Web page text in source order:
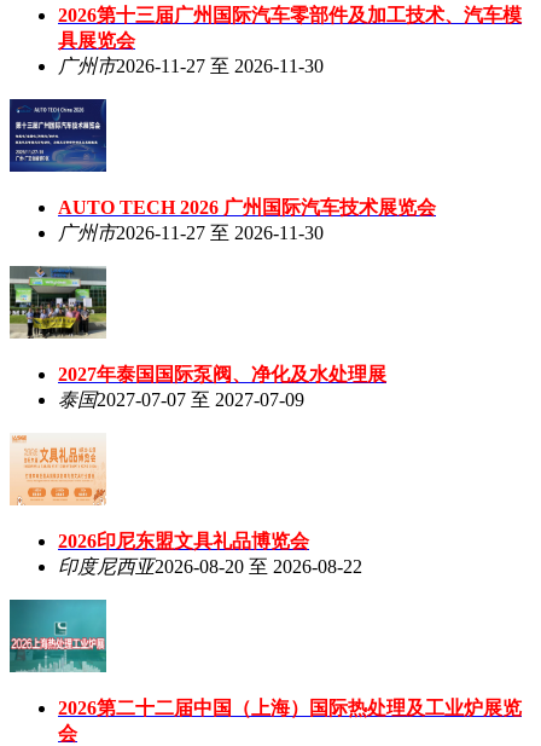
2026第十三届广州国际汽车零部件及加工技术、汽车模
具展览会
广州市2026-11-27 至 2026-11-30
AUTO TECH 2026 广州国际汽车技术展览会
广州市2026-11-27 至 2026-11-30
2027年泰国国际泵阀、净化及水处理展
泰国2027-07-07 至 2027-07-09
2026印尼东盟文具礼品博览会
印度尼西亚2026-08-20 至 2026-08-22
2026第二十二届中国（上海）国际热处理及工业炉展览
会